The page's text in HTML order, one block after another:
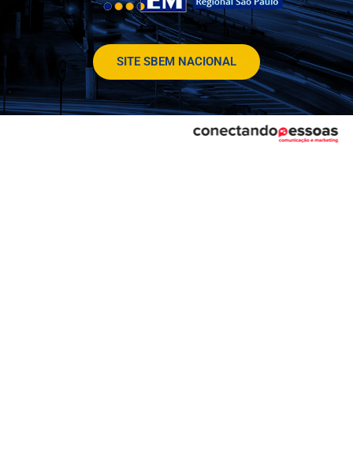
SITE SBEM NACIONAL